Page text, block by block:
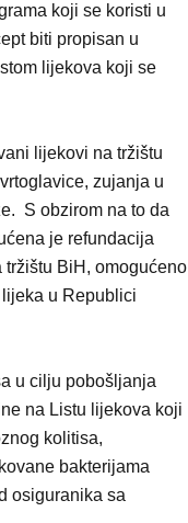
koji se koristi u
biti propisan u
lijekova koji se
lijekovi na tržištu
zujanja u
S obzirom na to da
je refundacija
BiH, omogućeno
u Republici
u cilju pobošljanja
na Listu lijekova koji
kolitisa,
bakterijama
osiguranika sa